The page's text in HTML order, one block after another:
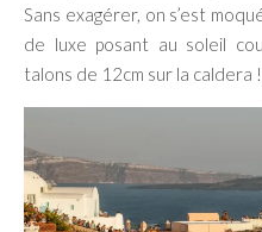
Sans exagérer, on s’est
de luxe posant au soleil
talons de 12cm sur la caldera !